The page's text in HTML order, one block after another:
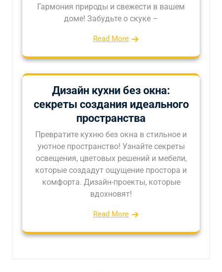
Гармония природы и свежести в вашем
доме! Забудьте о скуке –
Read More
Дизайн кухни без окна:
секреты создания идеального
пространства
Превратите кухню без окна в стильное и
уютное пространство! Узнайте секреты
освещения, цветовых решений и мебели,
которые создадут ощущение простора и
комфорта. Дизайн-проекты, которые
вдохновят!
Read More